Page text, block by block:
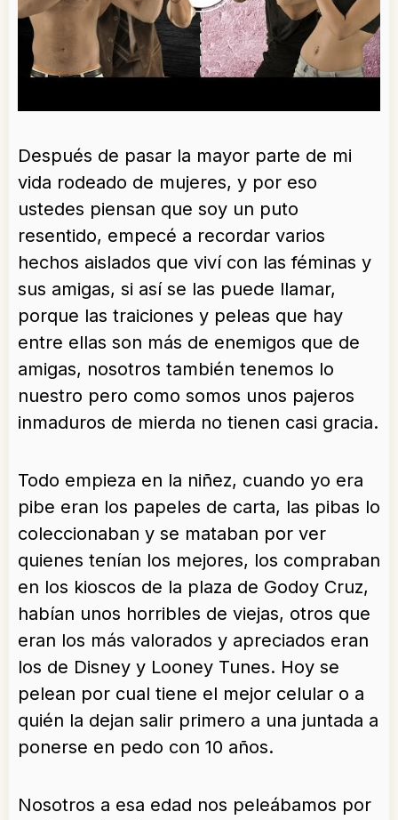
Después de pasar la mayor parte de mi
vida rodeado de mujeres, y por eso
ustedes piensan que soy un puto
resentido, empecé a recordar varios
hechos aislados que viví con las féminas y
sus amigas, si así se las puede llamar,
porque las traiciones y peleas que hay
entre ellas son más de enemigos que de
amigas, nosotros también tenemos lo
nuestro pero como somos unos pajeros
inmaduros de mierda no tienen casi gracia.
Todo empieza en la niñez, cuando yo era
pibe eran los papeles de carta, las pibas lo
coleccionaban y se mataban por ver
quienes tenían los mejores, los compraban
en los kioscos de la plaza de Godoy Cruz,
habían unos horribles de viejas, otros que
eran los más valorados y apreciados eran
los de Disney y Looney Tunes. Hoy se
pelean por cual tiene el mejor celular o a
quién la dejan salir primero a una juntada a
ponerse en pedo con 10 años.
Nosotros a esa edad nos peleábamos por